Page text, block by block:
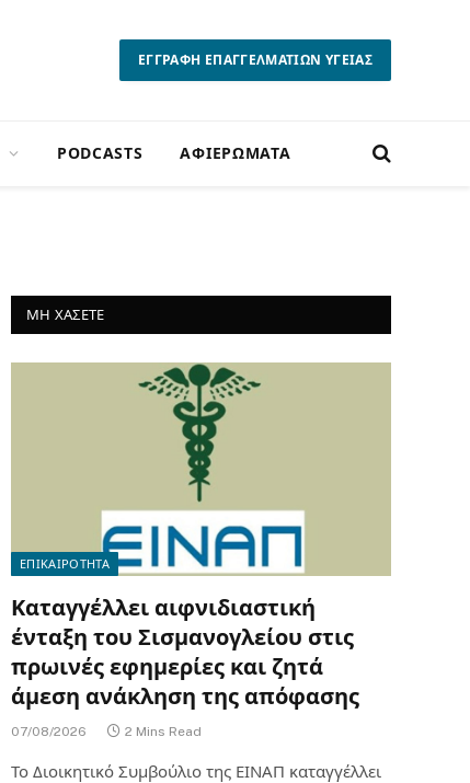
ΕΓΓΡΑΦΗ ΕΠΑΓΓΕΛΜΑΤΙΩΝ ΥΓΕΙΑΣ
PODCASTS ΑΦΙΕΡΩΜΑΤΑ
ΜΗ ΧΑΣΕΤΕ
ΕΠΙΚΑΙΡΟΤΗΤΑ
Καταγγέλλει αιφνιδιαστική
ένταξη του Σισμανογλείου στις
πρωινές εφημερίες και ζητά
άμεση ανάκληση της απόφασης
07/08/2026 2 Mins Read
Το Διοικητικό Συμβούλιο της ΕΙΝΑΠ καταγγέλλει